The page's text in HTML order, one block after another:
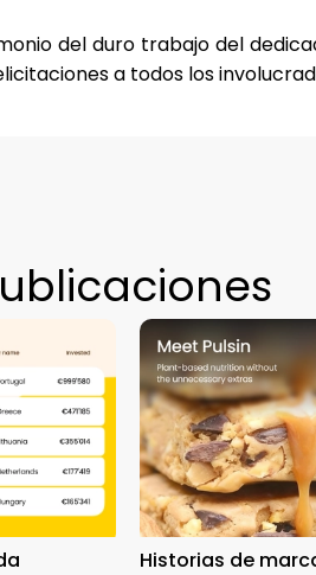
del duro trabajo del
a todos los
Historias de